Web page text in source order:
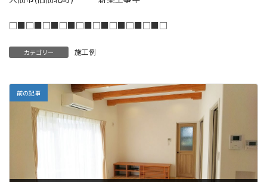
□■□■□■□■□■□■□■□■□■□
カテゴリー 施工例
前の記事